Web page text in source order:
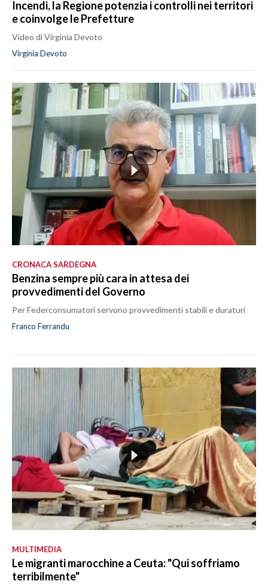
Incendi, la Regione potenzia i controlli nei territori
e coinvolge le Prefetture
Video di Virginia Devoto
Virginia Devoto
CRONACA SARDEGNA
Benzina sempre più cara in attesa dei
provvedimenti del Governo
Per Federconsumatori servono provvedimenti stabili e duraturi
Franco Ferrandu
MULTIMEDIA
Le migranti marocchine a Ceuta: "Qui soffriamo
terribilmente"